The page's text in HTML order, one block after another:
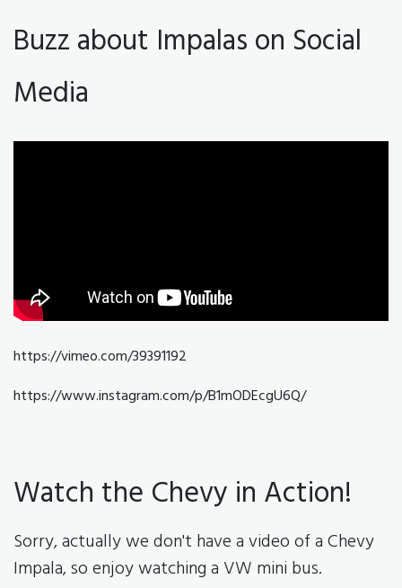
Buzz about Impalas on Social
Media
https://vimeo.com/39391192
https://www.instagram.com/p/B1mODEcgU6Q/
Watch the Chevy in Action!
Sorry, actually we don't have a video of a Chevy
Impala, so enjoy watching a VW mini bus.